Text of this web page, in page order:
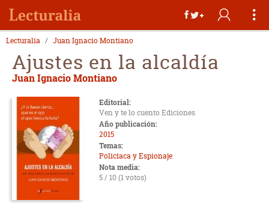
Lecturalia Juan Ignacio Montiano
Ajustes en la alcaldía
Juan Ignacio Montiano
Editorial:
Ven y te lo cuento Ediciones
Año publicación:
2015
Temas:
Policíaca y Espionaje
Nota media:
5 / 10 (1 votos)